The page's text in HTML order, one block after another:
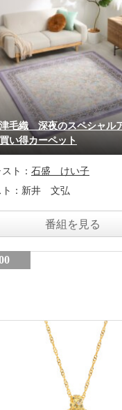
毛織 深夜のスペシャル
い得カーペット
ト： 石盛 けい子
： 新井 文弘
番組を見る